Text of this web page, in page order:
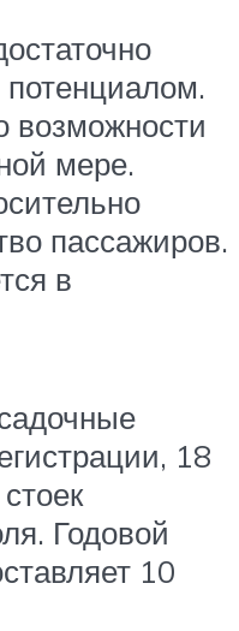
возможности
мере.
пассажиров.
в
18
Годовой
10